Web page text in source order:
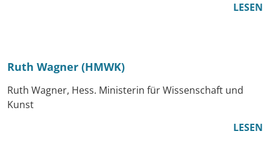
LESEN
Ruth Wagner (HMWK)
Ruth Wagner, Hess. Ministerin für Wissenschaft und
Kunst
LESEN